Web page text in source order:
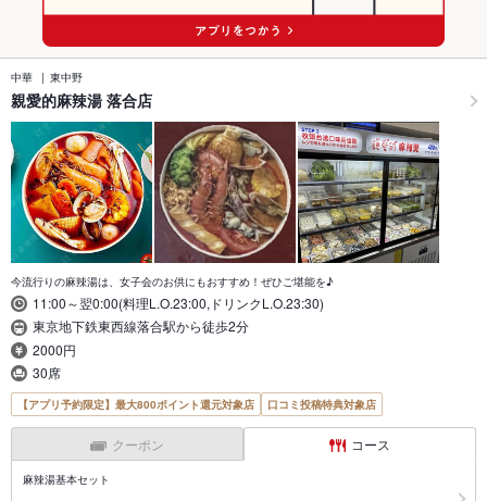
中華 東中野
親愛的麻辣湯 落合店
今流行りの麻辣湯は、女子会のお供にもおすすめ！ぜひご堪能を♪
11:00～翌0:00(料理L.O.23:00,ドリンクL.O.23:30)
東京地下鉄東西線落合駅から徒歩2分
2000円
30席
【アプリ予約限定】最大800ポイント還元対象店 口コミ投稿特典対象店
クーポン コース
麻辣湯基本セット